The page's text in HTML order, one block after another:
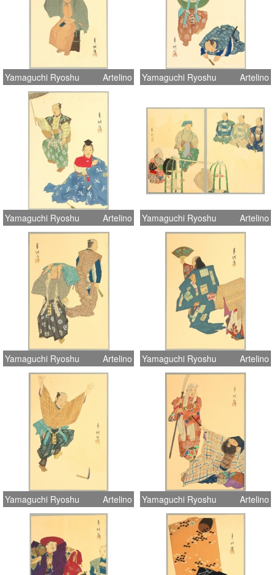
Yamaguchi Ryoshu Artelino Yamaguchi Ryoshu Artelino
Yamaguchi Ryoshu Artelino Yamaguchi Ryoshu Artelino
Yamaguchi Ryoshu Artelino Yamaguchi Ryoshu Artelino
Yamaguchi Ryoshu Artelino Yamaguchi Ryoshu Artelino